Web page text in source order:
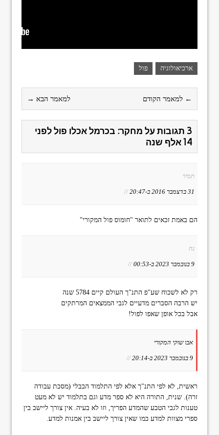
ארכיאולוגיה פול
← למאמר הקודם למאמר הבא →
3 תגובות על מחקר: בכרמל אכלו פול לפני
14 אלף שנה
תמיר
31 בדצמבר 2016 ב-20:47 //
הם באמת זכאים לתואר "חומוס פול המקורי"
נח
9 בנובמבר 2023 ב-00:53 //
רק לא לשכוח שע"פ התנ"ך העולם קיים 5784 שנה
יש הרבה הסברים מדעיים לגבי הממצאים המרתקים
אבל בכל אופן שאפו לפול!
אבו שוקי המקורי
9 בנובמבר 2023 ב-20:14 //
ראשית, לא לפי התנ"ך אלא לפי התלמוד הבבלי (מסכת עבודה
זרה). שנית, התורה היא לא ספר מדע וגם בתלמוד יש לא מעט
טענות לגבי הטבע שהמדע הפריך, וזו לא בעיה. אין צורך ליישב בין
ספרי מצוות למדע כמו שאין צורך ליישב בין אמנות למדע.